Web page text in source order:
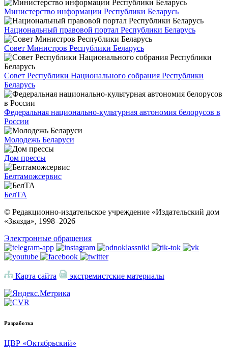
Министерство информации Республики Беларусь
Национальный правовой портал Республики Беларусь
Совет Министров Республики Беларусь
Совет Республики Национального собрания Республики
Беларусь
Федеральная национально-культурная автономия белорусов в
России
Молодежь Беларуси
Дом прессы
Белтаможсервис
БелТА
© Редакционно-издательское учреждение «Издательский дом
«Звязда», 1998–2026
Электронные обращения
Карта сайта экстремистские материалы
Разработка
ЦВР «Октябрьский»